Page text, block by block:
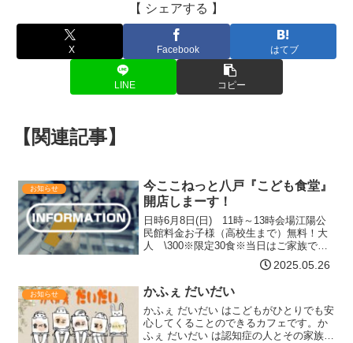
【 シェアする 】
X Facebook はてブ
LINE コピー
【関連記事】
お知らせ
今ここねっと八戸『こども食堂』
開店しまーす！
日時6月8日(日) 11時～13時会場江陽公
民館料金お子様（高校生まで）無料！大
人 \300※限定30食※当日はご家族でお
越しください！大人の為の第三の居場所
づくりも支援しています。お申し込み事
前予約制になりますので、下記リンクか
ら、又は「…【詳細はコチラ】
2025.05.26
お知らせ かふぇ だいだい
かふぇ だいだい はこどもがひとりでも安
心してくることのできるカフェです。か
ふぇ だいだい は認知症の人とその家族、